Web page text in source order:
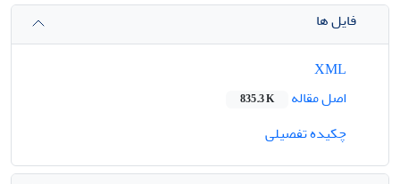
فایل ها
اصل مقاله
835.3 K
چکیده تفصیلی